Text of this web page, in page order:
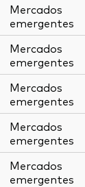
Mercados
emergentes
Mercados
emergentes
Mercados
emergentes
Mercados
emergentes
Mercados
emergentes